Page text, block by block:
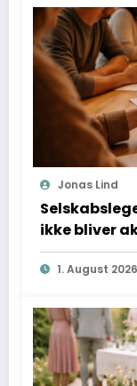
Jonas Lind
ikke bliver
1. August 2026